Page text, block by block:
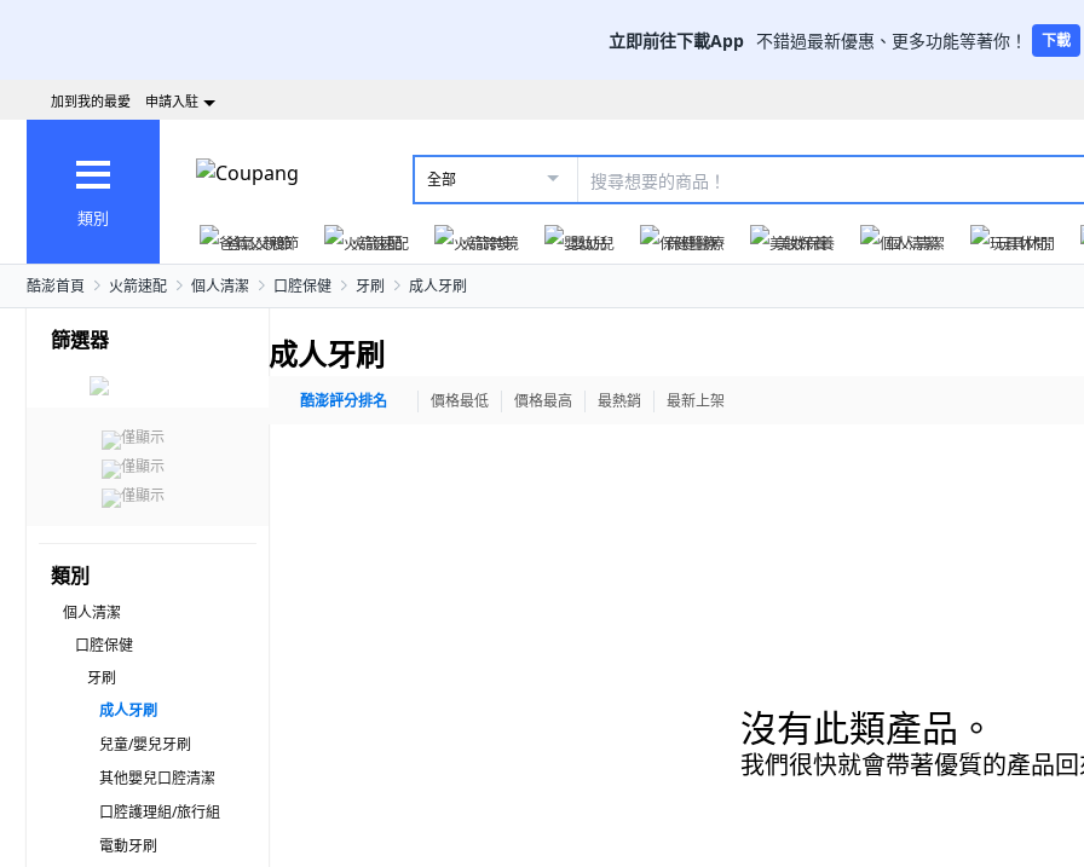
立即前往下載App 不錯過最新優惠、更多功能等著你！ 下載
加到我的最愛 申請入駐
類別
全部
爸氣父親節 火箭速配 火箭跨境 嬰幼兒 保健醫療 美妝保養 個人清潔 玩具休閒
酷澎首頁 火箭速配 個人清潔 口腔保健 牙刷 成人牙刷
篩選器
僅顯示
僅顯示
僅顯示
類別
個人清潔
口腔保健
牙刷
成人牙刷
兒童/嬰兒牙刷
其他嬰兒口腔清潔
口腔護理組/旅行組
電動牙刷
成人牙刷
酷澎評分排名 價格最低 價格最高 最熱銷 最新上架
沒有此類產品。
我們很快就會帶著優質的產品